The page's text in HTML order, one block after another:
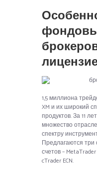
1,5 миллиона
XM и их широкий
продуктов. За 11
множество
спектру
Предлагаются три
счетов –
cTrader ECN.